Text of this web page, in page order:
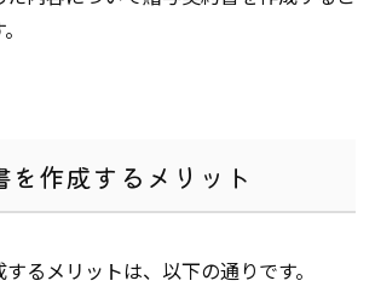
を作成するメリット
るメリットは、以下の通りです。